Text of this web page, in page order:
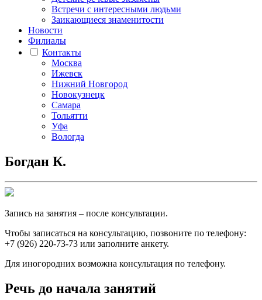
Встречи с интересными людьми
Заикающиеся знаменитости
Новости
Филиалы
Контакты
Москва
Ижевск
Нижний Новгород
Новокузнецк
Самара
Тольятти
Уфа
Вологда
Богдан К.
Запись на занятия – после консультации.
Чтобы записаться на консультацию, позвоните по телефону:
+7 (926) 220-73-73 или заполните анкету.
Для иногородних возможна консультация по телефону.
Речь до начала занятий